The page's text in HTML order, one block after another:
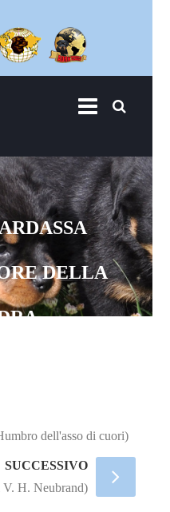
DELLA
dell'asso di cuori)
SUCCESSIVO
H. Neubrand)